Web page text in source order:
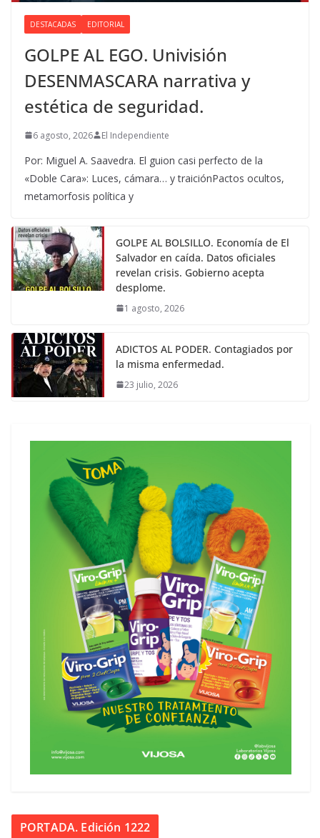
DESTACADAS EDITORIAL
GOLPE AL EGO. Univisión
DESENMASCARA narrativa y
estética de seguridad.
6 agosto, 2026 El Independiente
Por: Miguel A. Saavedra. El guion casi perfecto de la
«Doble Cara»: Luces, cámara… y traiciónPactos ocultos,
metamorfosis política y
GOLPE AL BOLSILLO. Economía de El
Salvador en caída. Datos oficiales
revelan crisis. Gobierno acepta
desplome.
1 agosto, 2026
ADICTOS AL PODER. Contagiados por
la misma enfermedad.
23 julio, 2026
PORTADA. Edición 1222